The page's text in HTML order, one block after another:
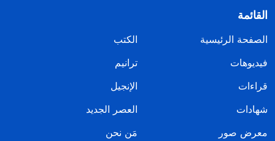
القائمة
الصفحة الرئيسية
الكتب
فيديوهات
ترانيم
قراءات
الإنجيل
شهادات
العصر الجديد
معرض صور
مَن نحن